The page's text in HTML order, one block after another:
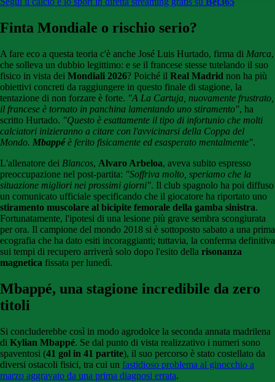
Finta Mondiale o rischio serio?
A fare eco a questa teoria c'è anche José Luis Hurtado, firma di Marca,
che solleva un dubbio legittimo: e se il francese stesse tutelando il suo
fisico in vista dei Mondiali 2026? Poiché il Real Madrid non ha più
obiettivi concreti da raggiungere in questo finale di stagione, la
tentazione di non forzare è forte. "A La Cartuja, nuovamente frustrato,
il francese è tornato in panchina lamentando uno stiramento", ha
scritto Hurtado. "Questo è esattamente il tipo di infortunio che molti
calciatori inizieranno a citare con l'avvicinarsi della Coppa del
Mondo. Mbappéè ferito fisicamente ed esasperato mentalmente".
L'allenatore dei Blancos, Alvaro Arbeloa, aveva subito espresso
preoccupazione nel post-partita: "Soffriva molto, speriamo che la
situazione migliori nei prossimi giorni". Il club spagnolo ha poi diffuso
un comunicato ufficiale specificando che il giocatore ha riportato uno
stiramento muscolare al bicipite femorale della gamba sinistra.
Fortunatamente, l'ipotesi di una lesione più grave sembra scongiurata
per ora. Il campione del mondo 2018 si è sottoposto sabato a una prima
ecografia che ha dato esiti incoraggianti; tuttavia, la conferma definitiva
sui tempi di recupero arriverà solo dopo l'esito della risonanza
magnetica fissata per lunedì.
Mbappé, una stagione incredibile da zero
titoli
Si concluderebbe così in modo agrodolce la seconda annata madrilena
di Kylian Mbappé. Se dal punto di vista realizzativo i numeri sono
spaventosi (41 gol in 41 partite), il suo percorso è stato costellato da
diversi ostacoli fisici, tra cui un fastidioso problema al ginocchio a
marzo aggravato da una prima diagnosi errata.